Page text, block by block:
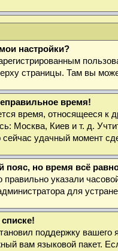
настройки?
страницы. Там вы
время!
время, относящееся к
Москва, Киев и т. д.
сейчас удачный момент
пояс, но время всё
указали
для
поддержку
вам языковой пакет.